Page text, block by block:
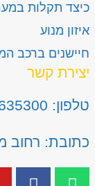
כיצד תקלות
איזון מנוע
חיישנים ברכב
יצירת קשר
טלפון: 077-3635300
כתובת: רחוב מבצע